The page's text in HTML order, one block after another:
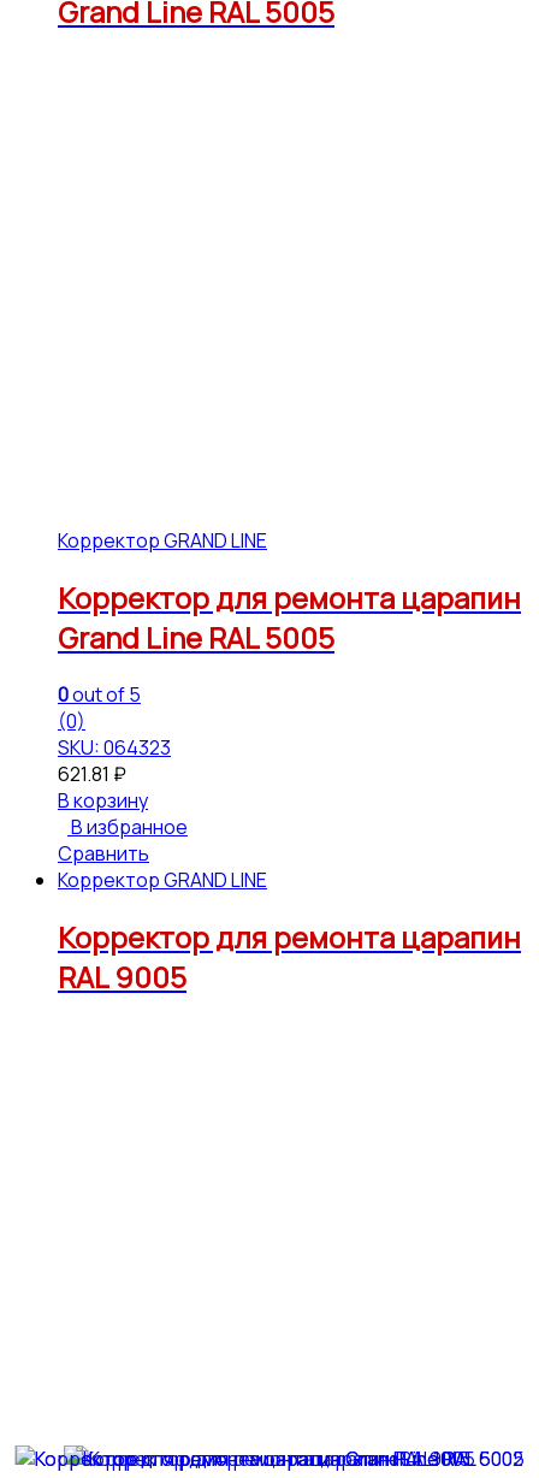
Grand Line RAL 5005
Корректор GRAND LINE
Корректор для ремонта царапин
Grand Line RAL 5005
0out of 5
(0)
SKU: 064323
621.81 ₽
В корзину
В избранное
Сравнить
Корректор GRAND LINE
Корректор для ремонта царапин
RAL 9005